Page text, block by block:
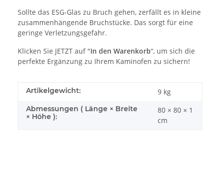
Sollte das ESG-Glas zu Bruch gehen, zerfällt es in kleine
zusammenhängende Bruchstücke. Das sorgt für eine
geringe Verletzungsgefahr.
Klicken Sie JETZT auf "In den Warenkorb“, um sich die
perfekte Ergänzung zu Ihrem Kaminofen zu sichern!
Artikelgewicht: 9 kg
Abmessungen ( Länge × Breite
× Höhe ):
80 × 80 × 1
cm